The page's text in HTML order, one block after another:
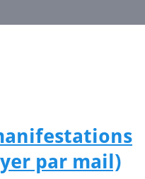
par mail)